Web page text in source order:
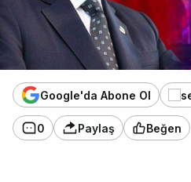
Google'da Abone Ol
0 Paylaş Beğen